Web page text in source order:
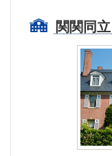
関関同立